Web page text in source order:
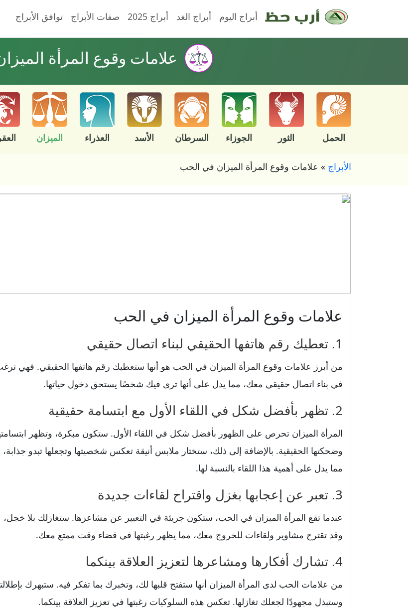
أبراج اليوم أبراج الغد أبراج 2025 صفات الأبراج توافق الأبراج
علامات وقوع المرأة
الحمل الثور الجوزاء السرطان الأسد العذراء الميزان
الأبراج » علامات وقوع المرأة الميزان في الحب
علامات وقوع المرأة الميزان في الحب
1. تعطيك رقم هاتفها الحقيقي لبناء اتصال حقيقي
من أبرز علامات وقوع المرأة الميزان في الحب هو أنها ستعطيك رقم هاتفها الحقيقي. فهي
في بناء اتصال حقيقي معك، مما يدل على أنها ترى فيك شخصًا يستحق دخول حياتها.
2. تظهر بأفضل شكل في اللقاء الأول مع ابتسامة حقيقية
المرأة الميزان تحرص على الظهور بأفضل شكل في اللقاء الأول. ستكون مبكرة، وتظهر
وضحكتها الحقيقية. بالإضافة إلى ذلك، ستختار ملابس أنيقة تعكس شخصيتها وتجعلها تبدو جذابة،
مما يدل على أهمية هذا اللقاء بالنسبة لها.
3. تعبر عن إعجابها بغزل واقتراح لقاءات جديدة
عندما تقع المرأة الميزان في الحب، ستكون جريئة في التعبير عن مشاعرها. ستغازلك بلا خجل،
وقد تقترح مشاوير ولقاءات للخروج معك، مما يظهر رغبتها في قضاء وقت ممتع معك.
4. تشارك أفكارها ومشاعرها لتعزيز العلاقة بينكما
من علامات الحب لدى المرأة الميزان أنها ستفتح قلبها لك، وتخبرك بما تفكر فيه. ستبهرك
وستبذل مجهودًا لجعلك تغازلها. تعكس هذه السلوكيات رغبتها في تعزيز العلاقة بينكما.